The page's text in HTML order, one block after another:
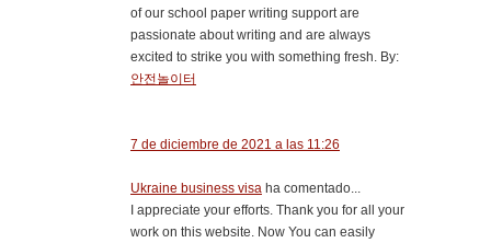
of our school paper writing support are
passionate about writing and are always
excited to strike you with something fresh. By:
안전놀이터
7 de diciembre de 2021 a las 11:26
Ukraine business visa ha comentado...
I appreciate your efforts. Thank you for all your
work on this website. Now You can easily